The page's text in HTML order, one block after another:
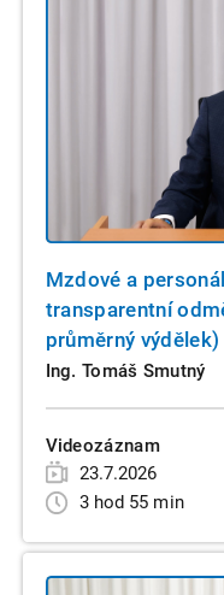
Mzdové a
transparentní
průměrný výdělek)
Ing. Tomáš Smutný
Videozáznam
23.7.2026
3 hod 55 min